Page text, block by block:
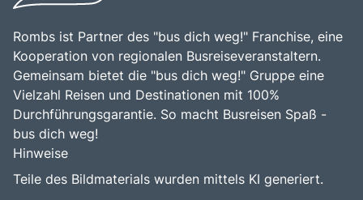
Rombs ist Partner des "bus dich weg!" Franchise, eine
Kooperation von regionalen Busreiseveranstaltern.
Gemeinsam bietet die "bus dich weg!" Gruppe eine
Vielzahl Reisen und Destinationen mit 100%
Durchführungsgarantie. So macht Busreisen Spaß -
bus dich weg!
Hinweise
Teile des Bildmaterials wurden mittels KI generiert.